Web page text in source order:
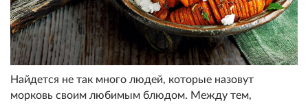
Найдется не так много людей, которые назовут
морковь своим любимым блюдом. Между тем,